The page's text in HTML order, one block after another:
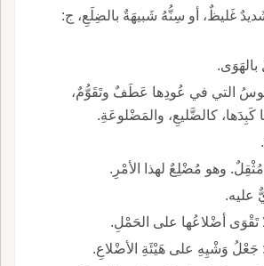
غَليظٌ، أو سِنُّهُ شَبيهَةٌ بالضِلَعِ، ج:
بالهَوَى.
التي في عُودِها عَطَفٌ وتَقَوُّمٌ،
كالضَّليعِ، والمَضْلوعَةِ.
وهو مُضْلِعٌ لهذا الأمْرِ.
عليه.
تَقْوَى أضْلاعُها على الحَمْلِ.
جَعْلُ وَشْيِهِ على هَيْئَةِ الأضْلاعِ.